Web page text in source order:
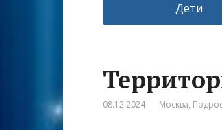
Дети
08.12.2024 Москва,